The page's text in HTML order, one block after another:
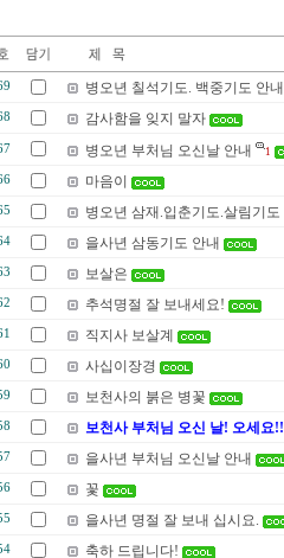
병오년 칠석기도. 백중기도 안내
감사함을 잊지 말자
병오년 부처님 오신날 안내 1
마음이
병오년 삼재.입춘기도.살림기도
을사년 삼동기도 안내
보살은
추석명절 잘 보내세요!
직지사 보살계
사십이장경
보천사의 붉은 병꽃
보천사 부처님 오신 날! 오세요!!
을사년 부처님 오신날 안내
꽃
을사년 명절 잘 보내 십시요.
축하 드립니다!